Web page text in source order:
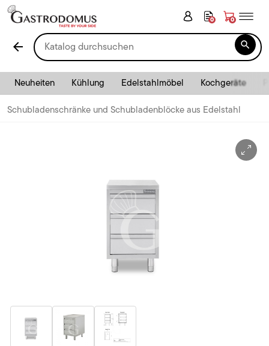
0 0
arrow_back 
Neuheiten Kühlung Edelstahlmöbel Kochgeräte
Schubladenschränke und Schubladenblöcke aus Edelstahl